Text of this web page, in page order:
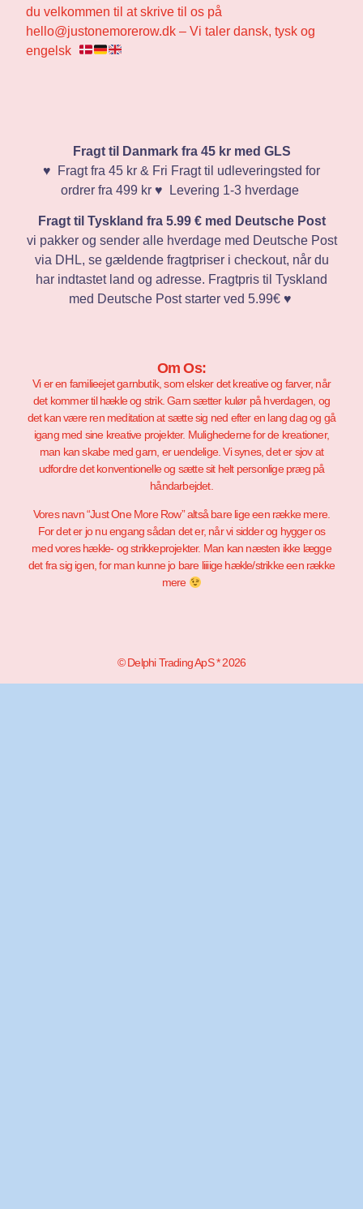
du velkommen til at skrive til os på
hello@justonemorerow.dk – Vi taler dansk, tysk og
engelsk
Fragt til Danmark fra 45 kr med GLS
♥️ Fragt fra 45 kr & Fri Fragt til udleveringsted for
ordrer fra 499 kr ♥️ Levering 1-3 hverdage
Fragt til Tyskland fra 5.99 € med Deutsche Post
vi pakker og sender alle hverdage med Deutsche Post
via DHL, se gældende fragtpriser i checkout, når du
har indtastet land og adresse. Fragtpris til Tyskland
med Deutsche Post starter ved 5.99€ ♥️
Om Os:
Vi er en familieejet garnbutik, som elsker det kreative og farver, når
det kommer til hækle og strik. Garn sætter kulør på hverdagen, og
det kan være ren meditation at sætte sig ned efter en lang dag og gå
igang med sine kreative projekter. Mulighederne for de kreationer,
man kan skabe med garn, er uendelige. Vi synes, det er sjov at
udfordre det konventionelle og sætte sit helt personlige præg på
håndarbejdet.
Vores navn “Just One More Row” altså bare lige een række mere.
For det er jo nu engang sådan det er, når vi sidder og hygger os
med vores hækle- og strikkeprojekter. Man kan næsten ikke lægge
det fra sig igen, for man kunne jo bare liiiige hækle/strikke een række
mere
© Delphi Trading ApS * 2026